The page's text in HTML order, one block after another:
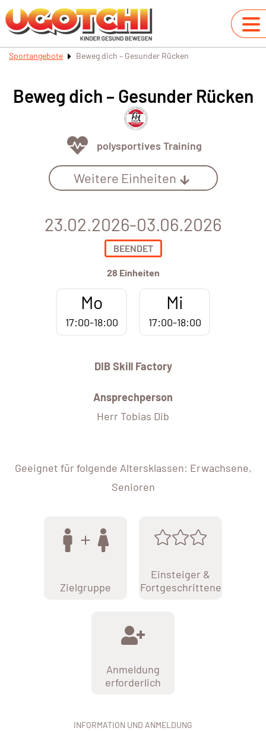
Sportangebote Beweg dich – Gesunder Rücken
Beweg dich – Gesunder Rücken
polysportives Training
Weitere Einheiten
23.02.2026-03.06.2026
BEENDET
28 Einheiten
Mo
17:00-18:00
Mi
17:00-18:00
DIB Skill Factory
Ansprechperson
Herr Tobias Dib
Geeignet für folgende Altersklassen: Erwachsene,
Senioren
Zielgruppe
Einsteiger &
Fortgeschrittene
Anmeldung
erforderlich
INFORMATION UND ANMELDUNG